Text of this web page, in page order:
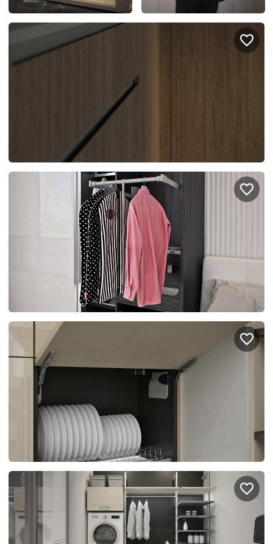
Правовая информация Поддержка сайта